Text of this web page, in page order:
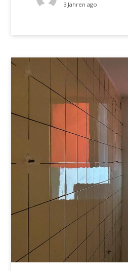
3 Jahren ago